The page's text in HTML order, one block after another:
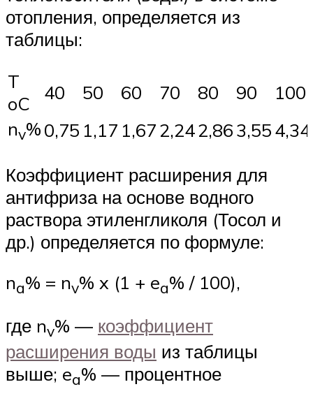
отопления, определяется из
таблицы:
T
oC
40 50 60 70 80 90
100
nv%0,75 1,17 1,672,242,863,554,34
Коэффициент расширения для
антифриза на основе водного
раствора этиленгликоля (Тосол и
др.) определяется по формуле:
na% = nv% x (1 + ea% / 100),
где nv% — коэффициент
расширения воды из таблицы
выше; ea% — процентное